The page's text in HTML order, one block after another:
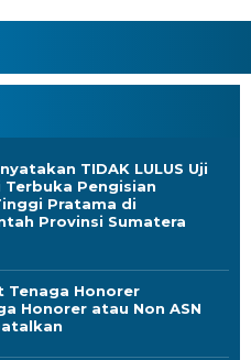
TIDAK LULUS Uji
Pengisian
Pratama di
Provinsi Sumatera
Tenaga Honorer
Honorer atau Non ASN